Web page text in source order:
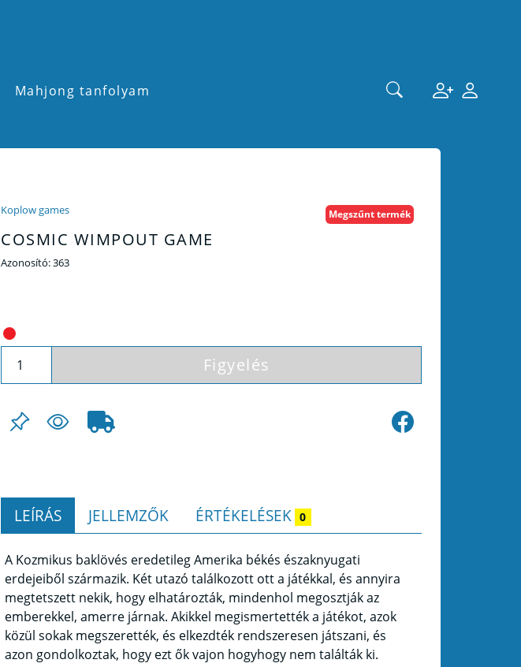
Mahjong tanfolyam
Koplow games
COSMIC WIMPOUT GAME
Azonosító:363
Megszűnt termék
Figyelés
LEÍRÁS JELLEMZŐK ÉRTÉKELÉSEK 0
A Kozmikus baklövés eredetileg Amerika békés északnyugati
erdejeiből származik. Két utazó találkozott ott a játékkal, és annyira
megtetszett nekik, hogy elhatározták, mindenhol megosztják az
emberekkel, amerre járnak. Akikkel megismertették a játékot, azok
közül sokak megszerették, és elkezdték rendszeresen játszani, és
azon gondolkoztak, hogy ezt ők vajon hogyhogy nem találták ki.